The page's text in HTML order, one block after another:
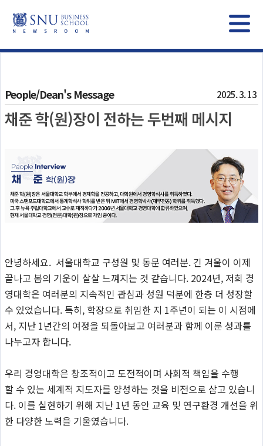
People/Dean's Message 2025. 3. 13
채준 학(원)장이 전하는 두번째 메시지
안녕하세요. 서울대학교 구성원 및 동문 여러분. 긴 겨울이 이제
끝나고 봄의 기운이 살살 느껴지는 것 같습니다. 2024년, 저희 경
영대학은 여러분의 지속적인 관심과 성원 덕분에 한층 더 성장할
수 있었습니다. 특히, 학장으로 취임한 지 1주년이 되는 이 시점에
서, 지난 1년간의 여정을 되돌아보고 여러분과 함께 이룬 성과를
나누고자 합니다.
우리 경영대학은 창조적이고 도전적이며 사회적 책임을 수행
할 수 있는 세계적 지도자를 양성하는 것을 비전으로 삼고 있습니
다. 이를 실현하기 위해 지난 1년 동안 교육 및 연구환경 개선을 위
한 다양한 노력을 기울였습니다.